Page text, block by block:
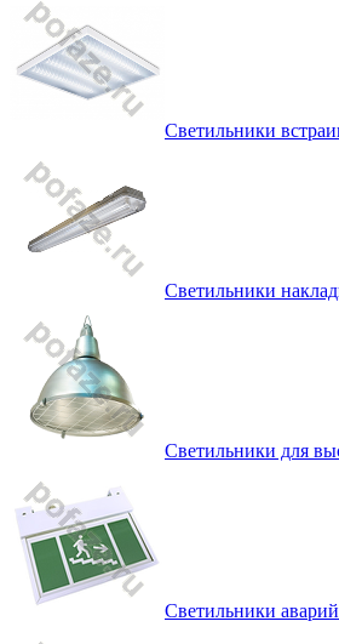
Светильники
Светильники
Светильники для
Светильники